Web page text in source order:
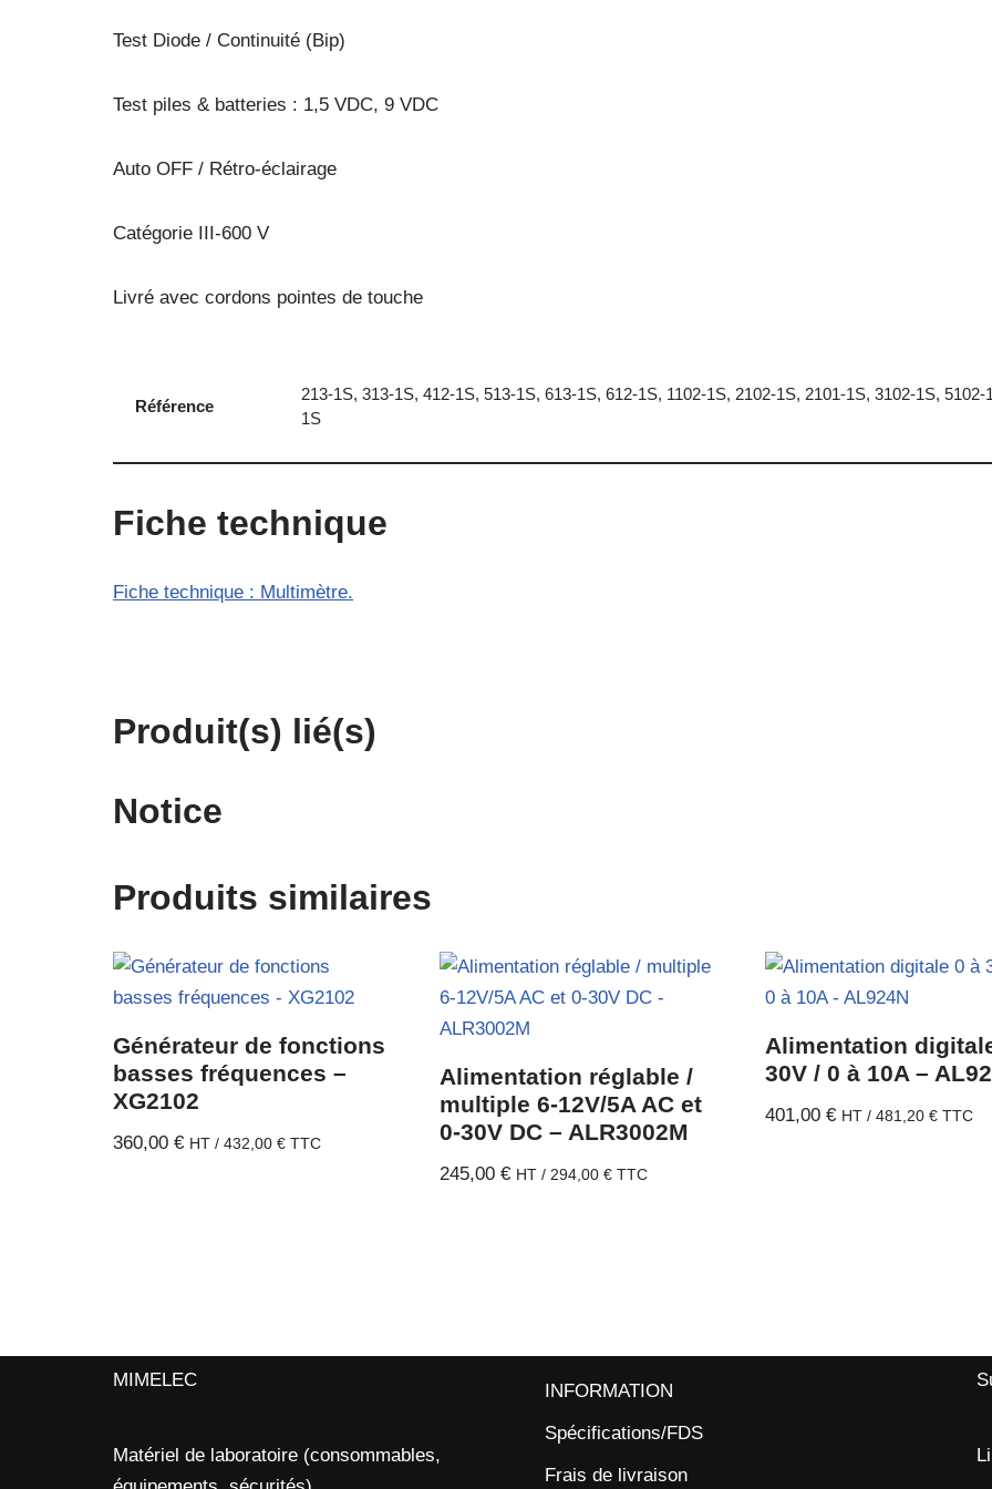
Test Diode / Continuité (Bip)
Test piles & batteries : 1,5 VDC, 9 VDC
Auto OFF / Rétro-éclairage
Catégorie III-600 V
Livré avec cordons pointes de touche
Référence
213-1S, 313-1S, 412-1S, 513-1S, 613-1S, 612-1S, 1102-1S, 2102-1S, 2101-1S, 3102-1S,
1S
Fiche technique
Fiche technique : Multimètre.
Produit(s) lié(s)
Notice
Produits similaires
Générateur de fonctions
basses fréquences –
XG2102
360,00 € HT / 432,00 € TTC
Alimentation réglable /
multiple 6-12V/5A AC et
0-30V DC – ALR3002M
245,00 € HT / 294,00 €TTC
Alimentation
30V / 0 à 10A –
401,00€ HT /481,20€ TTC
MIMELEC
Matériel de laboratoire (consommables,
INFORMATION
Spécifications/FDS
Frais de livraison